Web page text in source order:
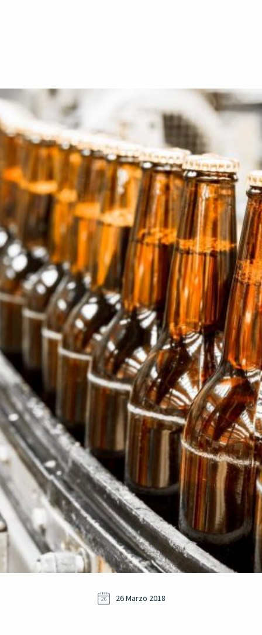
26 26 Marzo 2018